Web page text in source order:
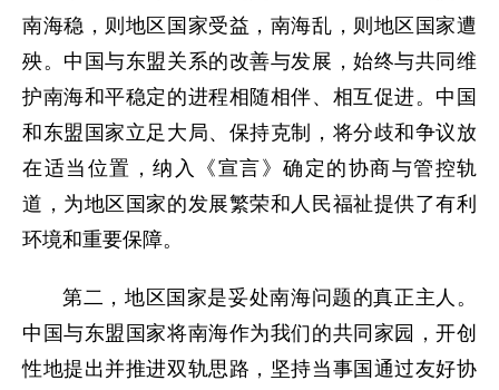
南海稳，则地区国家受益，南海乱，则地区国家遭
殃。中国与东盟关系的改善与发展，始终与共同维
护南海和平稳定的进程相随相伴、相互促进。中国
和东盟国家立足大局、保持克制，将分歧和争议放
在适当位置，纳入《宣言》确定的协商与管控轨
道，为地区国家的发展繁荣和人民福祉提供了有利
环境和重要保障。
第二，地区国家是妥处南海问题的真正主人。
中国与东盟国家将南海作为我们的共同家园，开创
性地提出并推进双轨思路，坚持当事国通过友好协